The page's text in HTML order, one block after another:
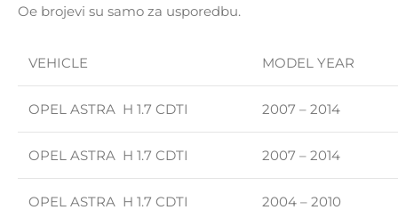
Oe brojevi su samo za usporedbu.
VEHICLE MODEL YEAR
OPEL ASTRA H 1.7 CDTI 2007 – 2014
OPEL ASTRA H 1.7 CDTI 2007 – 2014
OPEL ASTRA H 1.7 CDTI 2004 – 2010